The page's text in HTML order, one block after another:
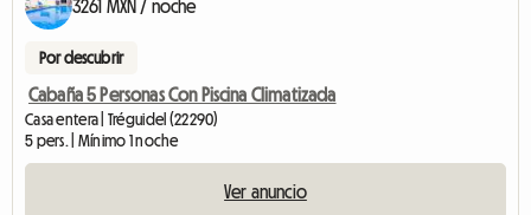
3261 MXN / noche
Por descubrir
Cabaña 5 Personas Con Piscina Climatizada
Casa entera | Tréguidel (22290)
5 pers. | Mínimo 1 noche
Ver anuncio